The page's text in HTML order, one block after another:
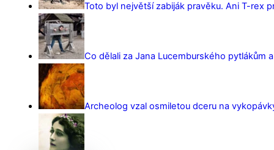
Toto byl největší zabiják pravěku. Ani T-rex
Co dělali za Jana Lucemburského pytlákům
Archeolog vzal osmiletou dceru na